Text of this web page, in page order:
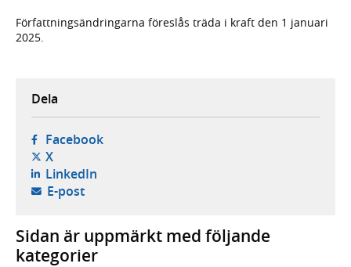
Författningsändringarna föreslås träda i kraft den 1 januari
2025.
Dela
Facebook- öppnas i ny flik, extern webbplats,
X- öppnas i ny flik, extern webbplats,
LinkedIn- öppnas i ny flik, extern webbplats,
E-post- öppnar din e-postklient,
Sidan är uppmärkt med följande
kategorier